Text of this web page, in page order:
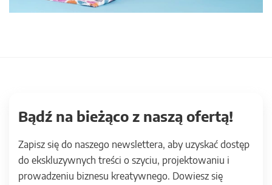
Bądź na bieżąco z naszą ofertą!
Zapisz się do naszego newslettera, aby uzyskać dostęp
do ekskluzywnych treści o szyciu, projektowaniu i
prowadzeniu biznesu kreatywnego. Dowiesz się